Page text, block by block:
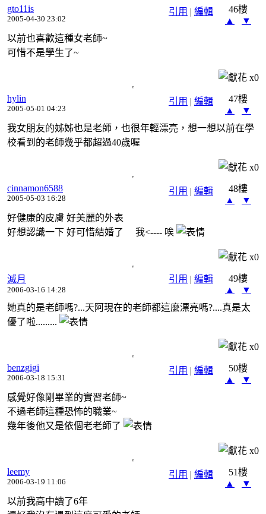
引用 | 編輯
gto11is
2005-04-30 23:02
46樓
▲
▼
以前也喜歡這種女老師~
可惜不是學生了~
x0
引用 | 編輯
hylin
2005-05-01 04:23
47樓
▲
▼
我女朋友的姊姊也是老師，也很年輕漂亮，想一想以前在學
校看到的老師幾乎都超過40歲喔
x0
引用 | 編輯
cinnamon6588
2005-05-03 16:28
48樓
▲
▼
好健康的皮膚 好美麗的外表
好想認識一下 好可惜結婚了 我<---- 唉
x0
引用 | 編輯
滅月
2006-03-16 14:28
49樓
▲
▼
她真的是老師嗎?...天阿現在的老師都這麼漂亮嗎?....真是太
優了啦.........
x0
引用 | 編輯
benzgigi
2006-03-18 15:31
50樓
▲
▼
感覺好像剛畢業的實習老師~
不過老師這種恐怖的職業~
幾年後他又是依個老老師了
x0
引用 | 編輯
leemy
2006-03-19 11:06
51樓
▲
▼
以前我高中讀了6年